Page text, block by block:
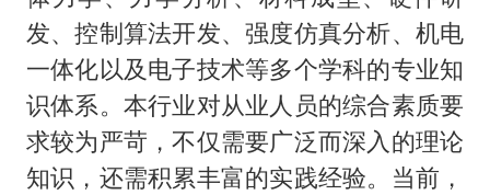
发、控制算法开发、强度仿真分析、机电
一体化以及电子技术等多个学科的专业知
识体系。本行业对从业人员的综合素质要
求较为严苛，不仅需要广泛而深入的理论
知识，还需积累丰富的实践经验。当前，